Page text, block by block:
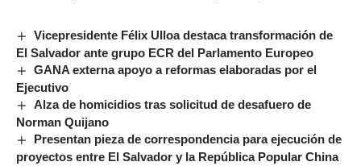
Vicepresidente Félix Ulloa destaca transformación de
El Salvador ante grupo ECR del Parlamento Europeo
GANA externa apoyo a reformas elaboradas por el
Ejecutivo
Alza de homicidios tras solicitud de desafuero de
Norman Quijano
Presentan pieza de correspondencia para ejecución de
proyectos entre El Salvador y la República Popular China